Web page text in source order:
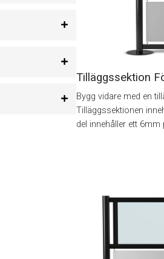
Tilläggssektion
Bygg vidare med en
Tilläggssektionen
del innehåller ett